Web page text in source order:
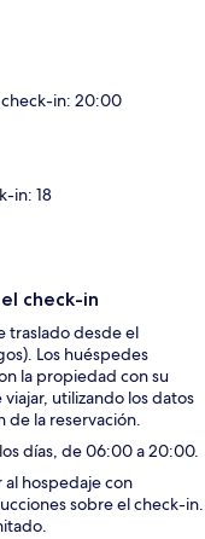
check-in: 20:00
in: 18
check-in
traslado desde el
Los huéspedes
la propiedad con su
utilizando los datos
de la reservación.
días, de 06:00 a 20:00.
hospedaje con
sobre el check-in.